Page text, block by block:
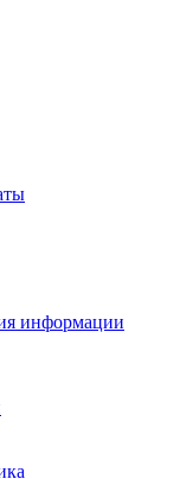
информации